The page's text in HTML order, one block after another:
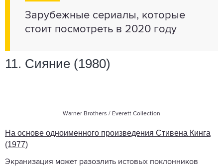
Зарубежные сериалы, которые
стоит посмотреть в 2020 году
11. Сияние (1980)
Warner Brothers / Everett Collection
На основе одноименного произведения Стивена Кинга
(1977)
Экранизация может разозлить истовых поклонников